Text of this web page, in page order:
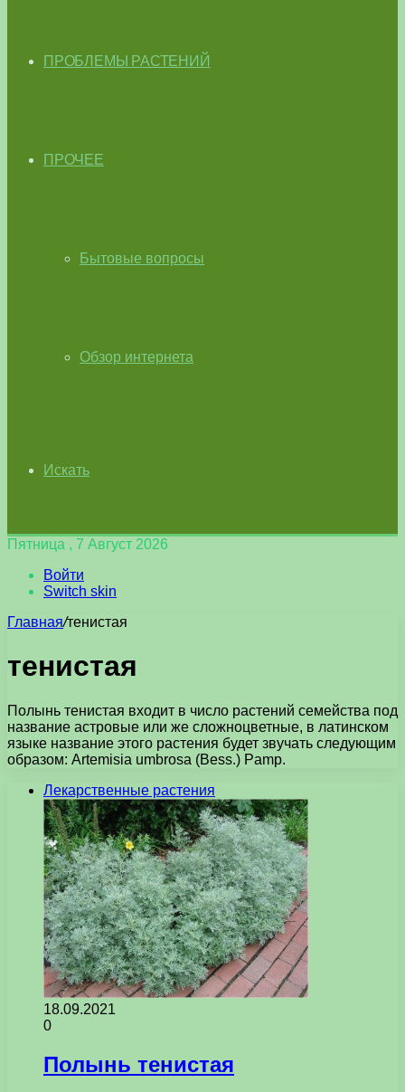
ПРОБЛЕМЫ РАСТЕНИЙ
ПРОЧЕЕ
Бытовые вопросы
Обзор интернета
Искать
Пятница , 7 Август 2026
Войти
Switch skin
Главная/тенистая
тенистая
Полынь тенистая входит в число растений семейства под
название астровые или же сложноцветные, в латинском
языке название этого растения будет звучать следующим
образом: Artemisia umbrosa (Bess.) Pamp.
Лекарственные растения
18.09.2021
0
Полынь тенистая